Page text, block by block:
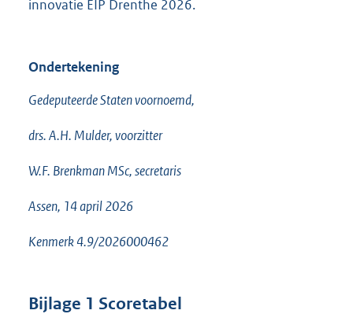
innovatie EIP Drenthe 2026.
Ondertekening
Gedeputeerde Staten voornoemd,
drs. A.H. Mulder, voorzitter
W.F. Brenkman MSc, secretaris
Assen, 14 april 2026
Kenmerk 4.9/2026000462
Bijlage 1 Scoretabel